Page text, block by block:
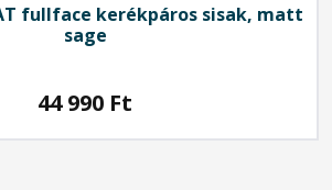
fullface kerékpáros sisak, matt
sage
44 990 Ft